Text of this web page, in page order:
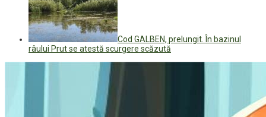
Cod GALBEN, prelungit. În bazinul
râului Prut se atestă scurgere scăzută